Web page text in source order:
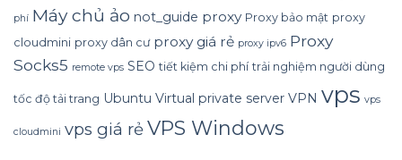
phí Máy chủ ảo not_guide proxy Proxy bảo mật proxy
cloudmini proxy dân cư proxy giá rẻ proxy ipv6 Proxy
Socks5 remote vps SEO tiết kiệm chi phí trải nghiệm người dùng
tốc độ tải trang Ubuntu Virtual private server VPN vps vps
cloudmini vps giá rẻVPS Windows